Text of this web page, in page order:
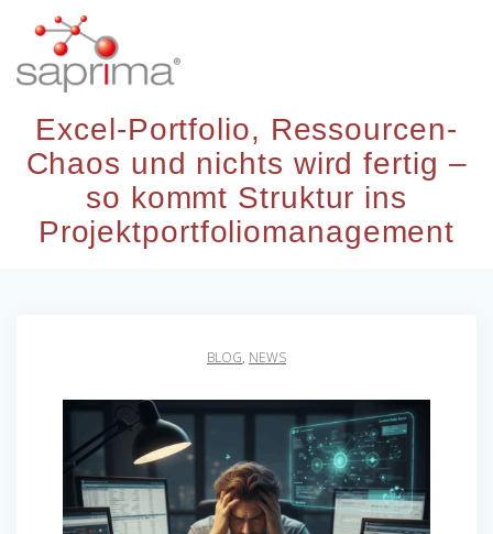
Excel-Portfolio, Ressourcen-
Chaos und nichts wird fertig –
so kommt Struktur ins
Projektportfoliomanagement
BLOG, NEWS